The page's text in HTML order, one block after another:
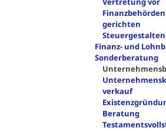
gerichten
Finanz- und
Sonderberatung
verkauf
Beratung